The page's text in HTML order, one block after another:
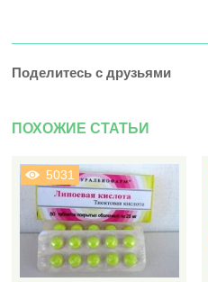
Поделитесь с друзьями
ПОХОЖИЕ СТАТЬИ
5031